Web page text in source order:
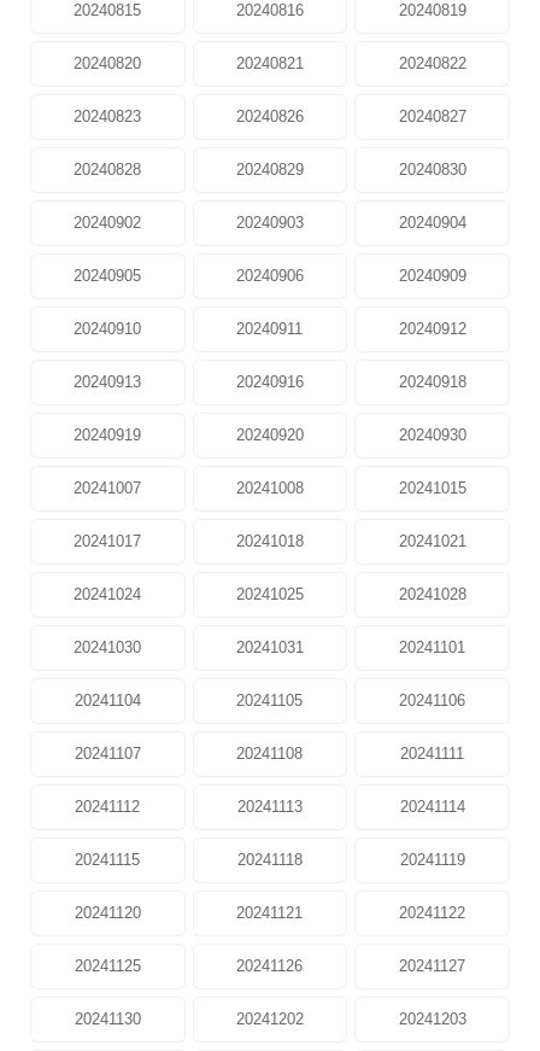
20240815 20240816 20240819
20240820 20240821 20240822
20240823 20240826 20240827
20240828 20240829 20240830
20240902 20240903 20240904
20240905 20240906 20240909
20240910 20240911 20240912
20240913 20240916 20240918
20240919 20240920 20240930
20241007 20241008 20241015
20241017 20241018 20241021
20241024 20241025 20241028
20241030 20241031 20241101
20241104 20241105 20241106
20241107 20241108 20241111
20241112 20241113 20241114
20241115 20241118 20241119
20241120 20241121 20241122
20241125 20241126 20241127
20241130 20241202 20241203